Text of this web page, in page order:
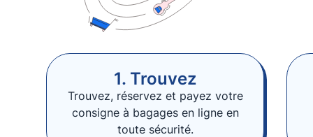
1. Trouvez
Trouvez, réservez et payez votre
consigne à bagages en ligne en
toute sécurité.